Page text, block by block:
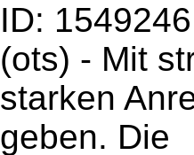
ID: 1549246
(ots) - Mit
starken
geben. Die